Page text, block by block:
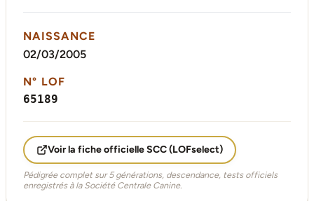
NAISSANCE
02/03/2005
N° LOF
65189
Voir la fiche officielle SCC (LOFselect)
Pédigrée complet sur 5 générations, descendance, tests officiels
enregistrés à la Société Centrale Canine.